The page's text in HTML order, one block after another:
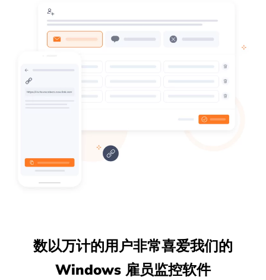
数以万计的用户非常喜爱我们的
Windows 雇员监控软件